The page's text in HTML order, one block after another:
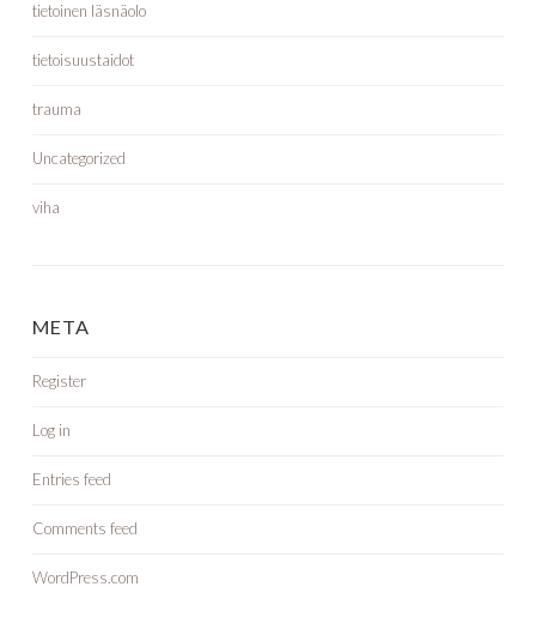
tietoinen läsnäolo
tietoisuustaidot
trauma
Uncategorized
viha
META
Register
Log in
Entries feed
Comments feed
WordPress.com